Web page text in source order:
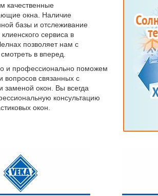
качественные
окна. Наличие
базы и отслеживание
сервиса в
позволяет нам с
в вперед.
и профессионально поможем
вопросов связанных с
заменой окон. Вы всегда
консультацию
окон.